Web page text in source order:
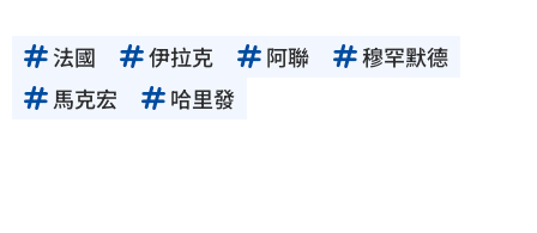
法國 伊拉克 阿聯
穆罕默德
馬克宏
哈里發